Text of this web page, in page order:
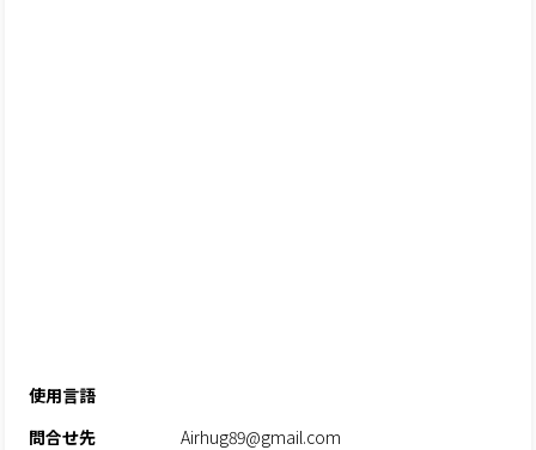
使用言語
問合せ先
Airhug89@gmail.com